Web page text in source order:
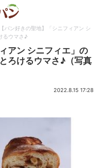
【パン好きの聖地】「シニフィアン シ
るウマさ♪
アン シニフィエ」の
ろけるウマさ♪（写真
2022.8.15 17:28